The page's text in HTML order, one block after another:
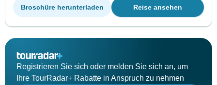
Reise ansehen
Broschüre herunterladen
Registrieren Sie sich oder melden Sie sich an, um
Ihre TourRadar+ Rabatte in Anspruch zu nehmen